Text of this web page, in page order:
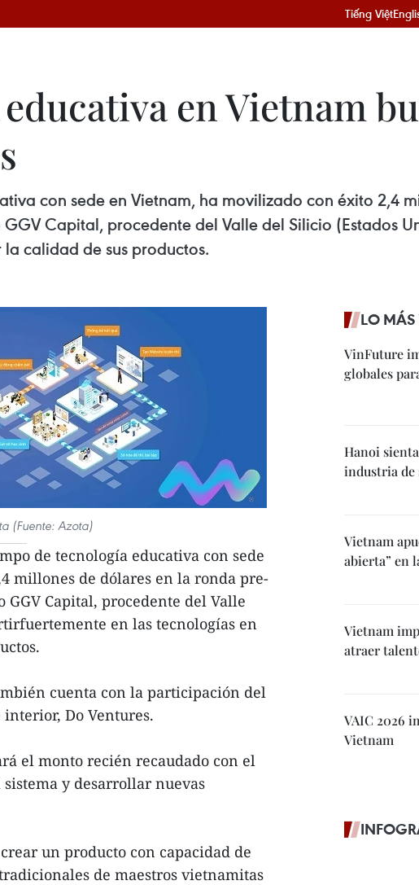
Tiếng Việt
en Vietnam
con sede en Vietnam, ha movilizado con éxito 2,4
Capital, procedente del Valle del Silicio (Estados
calidad de sus productos.
(Fuente: Azota)
de tecnología educativa con sede
millones de dólares en la ronda pre-
Capital, procedente del Valle
en las tecnologías en
cuenta con la participación del
Do Ventures.
el monto recién recaudado con el
y desarrollar nuevas
un producto con capacidad de
de maestros vietnamitas
LO
VinFuture
globales
Hanoi
industria de
Vietnam
abierta” en
Vietnam
atraer
VAIC 2026
Vietnam